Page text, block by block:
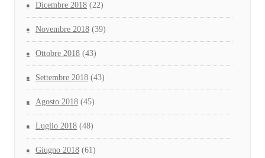
Dicembre 2018 (22)
Novembre 2018 (39)
Ottobre 2018 (43)
Settembre 2018 (43)
Agosto 2018 (45)
Luglio 2018 (48)
Giugno 2018 (61)